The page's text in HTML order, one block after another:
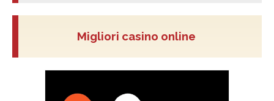
Migliori casino online